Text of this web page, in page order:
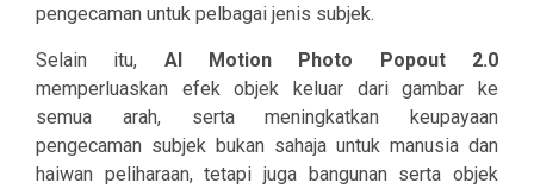
pengecaman untuk pelbagai jenis subjek.
Selain itu, AI Motion Photo Popout 2.0
memperluaskan efek objek keluar dari gambar ke
semua arah, serta meningkatkan keupayaan
pengecaman subjek bukan sahaja untuk manusia dan
haiwan peliharaan, tetapi juga bangunan serta objek